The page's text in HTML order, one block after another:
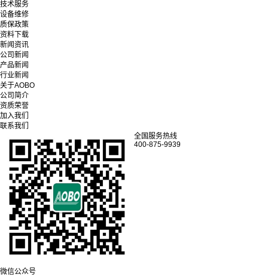
技术服务
设备维修
质保政策
资料下载
新闻资讯
公司新闻
产品新闻
行业新闻
关于AOBO
公司简介
资质荣誉
加入我们
联系我们
微信公众号
全国服务热线
400-875-9939